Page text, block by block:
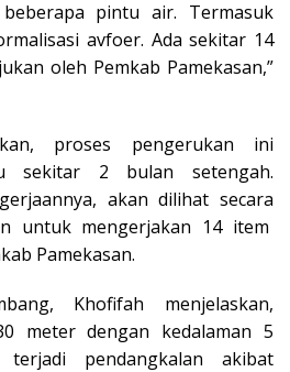
pintu air. Termasuk
avfoer. Ada sekitar 14
oleh Pemkab Pamekasan,”
proses pengerukan ini
sekitar 2 bulan setengah.
akan dilihat secara
untuk mengerjakan 14 item
Pamekasan.
Khofifah menjelaskan,
meter dengan kedalaman 5
pendangkalan akibat